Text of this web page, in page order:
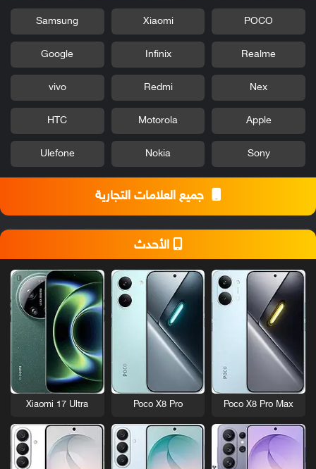
POCO
Xiaomi
Samsung
Realme
Infinix
Google
Nex
Redmi
vivo
Apple
Motorola
HTC
Sony
Nokia
Ulefone
جميع العلامات التجارية
الأحدث
Poco X8 Pro Max
Poco X8 Pro
Xiaomi 17 Ultra